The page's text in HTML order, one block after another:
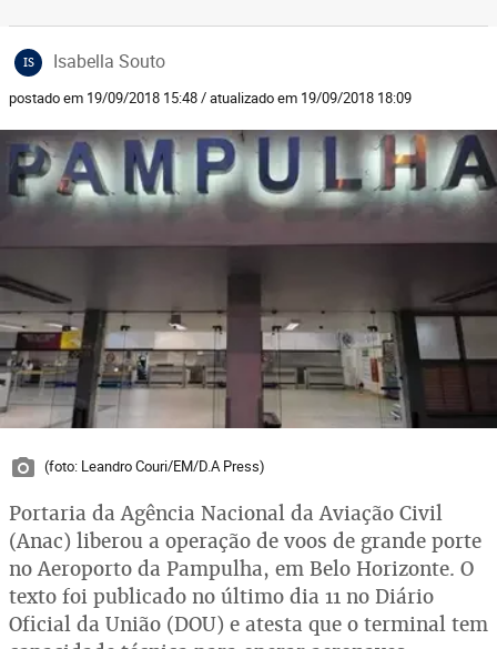
IS Isabella Souto
postado em 19/09/2018 15:48 / atualizado em 19/09/2018 18:09
(foto: Leandro Couri/EM/D.A Press)
Portaria da Agência Nacional da Aviação Civil
(Anac) liberou a operação de voos de grande porte
no Aeroporto da Pampulha, em Belo Horizonte. O
texto foi publicado no último dia 11 no Diário
Oficial da União (DOU) e atesta que o terminal tem